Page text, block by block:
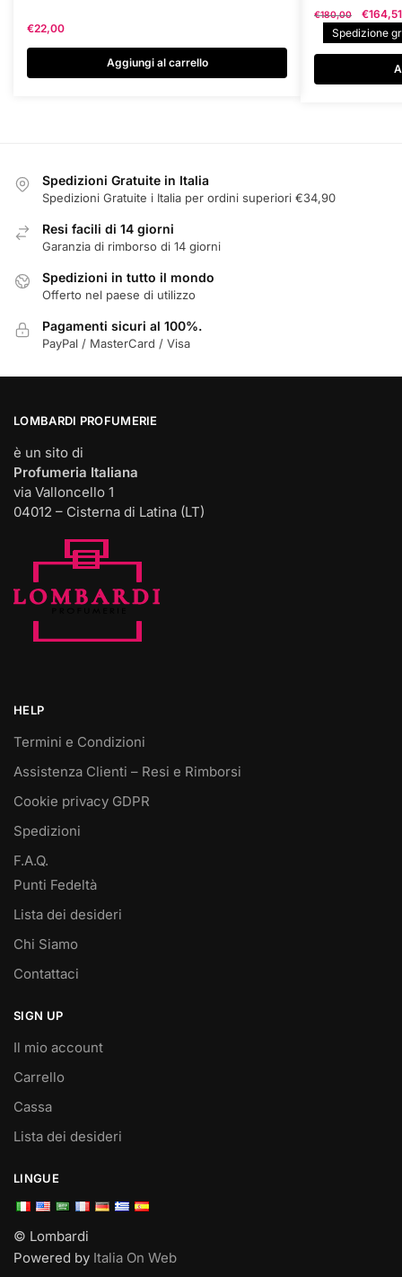
€22,00
Aggiungi al carrello
€180,00
Il
prezzo
€164,51
Spedizione
Spedizioni Gratuite in Italia
Spedizioni Gratuite i Italia per ordini superiori €34,90
Resi facili di 14 giorni
Garanzia di rimborso di 14 giorni
Spedizioni in tutto il mondo
Offerto nel paese di utilizzo
Pagamenti sicuri al 100%.
PayPal / MasterCard / Visa
LOMBARDI PROFUMERIE
è un sito di
Profumeria Italiana
via Valloncello 1
04012 – Cisterna di Latina (LT)
HELP
Termini e Condizioni
Assistenza Clienti – Resi e Rimborsi
Cookie privacy GDPR
Spedizioni
F.A.Q.
Punti Fedeltà
Lista dei desideri
Chi Siamo
Contattaci
SIGN UP
Il mio account
Carrello
Cassa
Lista dei desideri
LINGUE
© Lombardi
Powered by Italia On Web